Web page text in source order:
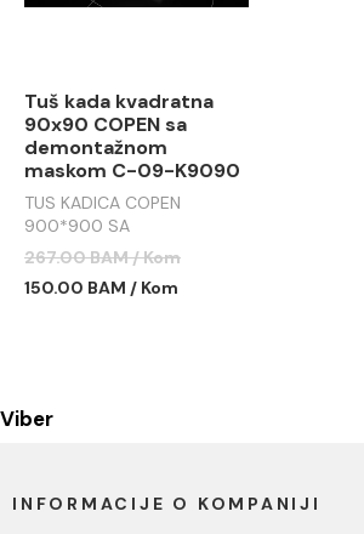
Tuš kada kvadratna
90x90 COPEN sa
demontažnom
maskom C-09-K9090
TUS KADICA COPEN
900*900 SA
DEMONTAŽNOM MASKOM
C-09-K9090
267.00 BAM / Kom
150.00 BAM / Kom
Viber
INFORMACIJE O KOMPANIJI